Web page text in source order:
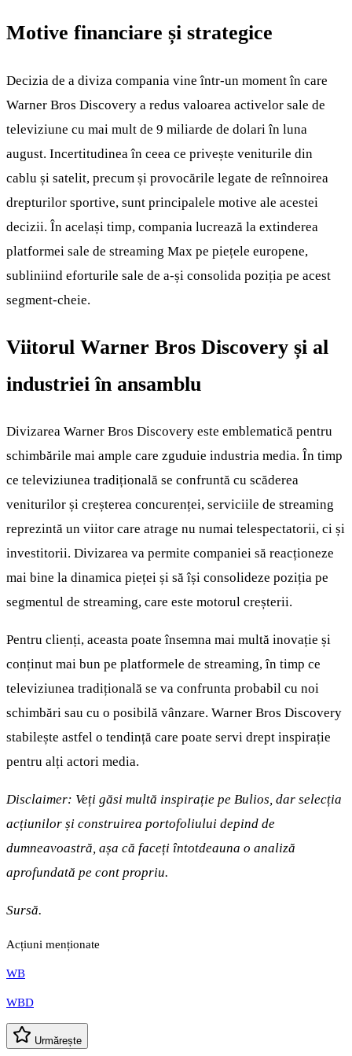
Motive financiare și strategice
Decizia de a diviza compania vine într-un moment în care
Warner Bros Discovery a redus valoarea activelor sale de
televiziune cu mai mult de 9 miliarde de dolari în luna
august. Incertitudinea în ceea ce privește veniturile din
cablu și satelit, precum și provocările legate de reînnoirea
drepturilor sportive, sunt principalele motive ale acestei
decizii. În același timp, compania lucrează la extinderea
platformei sale de streaming Max pe piețele europene,
subliniind eforturile sale de a-și consolida poziția pe acest
segment-cheie.
Viitorul Warner Bros Discovery și al
industriei în ansamblu
Divizarea Warner Bros Discovery este emblematică pentru
schimbările mai ample care zguduie industria media. În timp
ce televiziunea tradițională se confruntă cu scăderea
veniturilor și creșterea concurenței, serviciile de streaming
reprezintă un viitor care atrage nu numai telespectatorii, ci și
investitorii. Divizarea va permite companiei să reacționeze
mai bine la dinamica pieței și să își consolideze poziția pe
segmentul de streaming, care este motorul creșterii.
Pentru clienți, aceasta poate însemna mai multă inovație și
conținut mai bun pe platformele de streaming, în timp ce
televiziunea tradițională se va confrunta probabil cu noi
schimbări sau cu o posibilă vânzare. Warner Bros Discovery
stabilește astfel o tendință care poate servi drept inspirație
pentru alți actori media.
Disclaimer: Veți găsi multă inspirație pe Bulios, dar selecția
acțiunilor și construirea portofoliului depind de
dumneavoastră, așa că faceți întotdeauna o analiză
aprofundată pe cont propriu.
Sursă.
Acțiuni menționate
WB
WBD
Urmărește